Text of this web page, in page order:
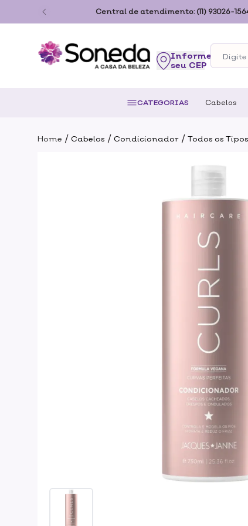
Central de atendimento: (11) 93026-
seu CEP
CATEGORIAS Cabelos
Home / Cabelos / Condicionador / Todos os